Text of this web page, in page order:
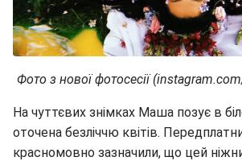
Фото з нової фотосесії
На чуттєвих знімках Маша позує в
оточена безліччю квітів.
красномовно зазначили, що цей